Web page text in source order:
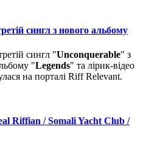
сингл з нового альбому
сингл "Unconquerable" з
"Legends" та лірик-відео
на порталі Riff Relevant.
Riffian / Somali Yacht Club /